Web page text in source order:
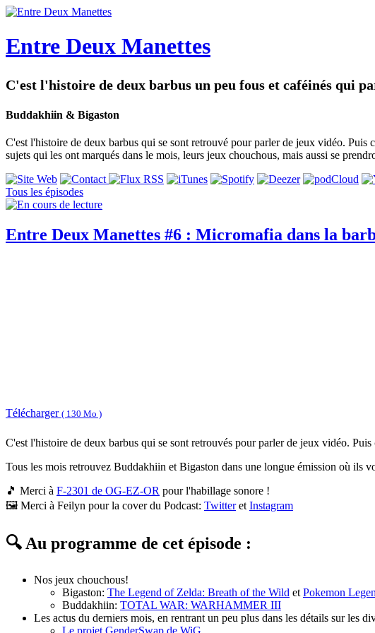
Entre Deux Manettes
C'est l'histoire de deux barbus un peu fous et caféinés qui
Buddakhiin & Bigaston
C'est l'histoire de deux barbus qui se sont retrouvé pour parler de jeux vidéo.
sujets qui les ont marqués dans le mois, leurs jeux chouchous, mais aussi se
Tous les épisodes
Entre Deux Manettes #6 : Micromafia dans la
Télécharger ( 130 Mo )
C'est l'histoire de deux barbus qui se sont retrouvés pour parler de jeux vidéo.
Tous les mois retrouvez Buddakhiin et Bigaston dans une longue émission où ils
🎵 Merci à F-2301 de OG-EZ-OR pour l'habillage sonore !
🖼 Merci à Feilyn pour la cover du Podcast: Twitteret Instagram
🔍 Au programme de cet épisode :
Nos jeux chouchous!
Bigaston: The Legend of Zelda: Breath of the Wild et Pokemon
Buddakhiin: TOTAL WAR: WARHAMMER III
Les actus du derniers mois, en rentrant un peu plus dans les détails sur les
Le projet GenderSwap de WiG